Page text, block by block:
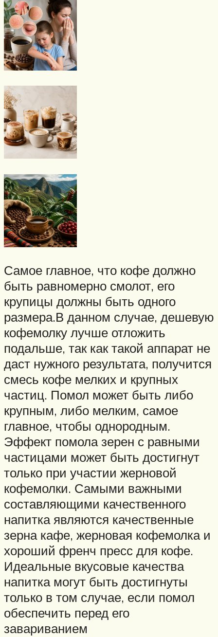
Самое главное, что кофе должно
быть равномерно смолот, его
крупицы должны быть одного
размера.В данном случае, дешевую
кофемолку лучше отложить
подальше, так как такой аппарат не
даст нужного результата, получится
смесь кофе мелких и крупных
частиц. Помол может быть либо
крупным, либо мелким, самое
главное, чтобы однородным.
Эффект помола зерен с равными
частицами может быть достигнут
только при участии жерновой
кофемолки. Самыми важными
составляющими качественного
напитка являются качественные
зерна кафе, жерновая кофемолка и
хороший френч пресс для кофе.
Идеальные вкусовые качества
напитка могут быть достигнуты
только в том случае, если помол
обеспечить перед его
завариванием